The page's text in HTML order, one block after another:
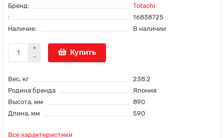
Бренд:
Totachi
:
16838725
Наличие:
В наличии
Купить
Вес, кг
238.2
Родина бренда
Япония
Высота, мм
890
Длина, мм
590
Все характеристики